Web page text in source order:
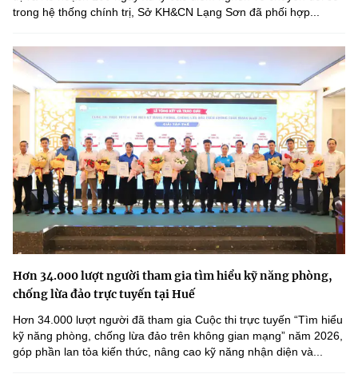
trong hệ thống chính trị, Sở KH&CN Lạng Sơn đã phối hợp...
Hơn 34.000 lượt người tham gia tìm hiểu kỹ năng phòng,
chống lừa đảo trực tuyến tại Huế
Hơn 34.000 lượt người đã tham gia Cuộc thi trực tuyến “Tìm hiểu
kỹ năng phòng, chống lừa đảo trên không gian mạng” năm 2026,
góp phần lan tỏa kiến thức, nâng cao kỹ năng nhận diện và...